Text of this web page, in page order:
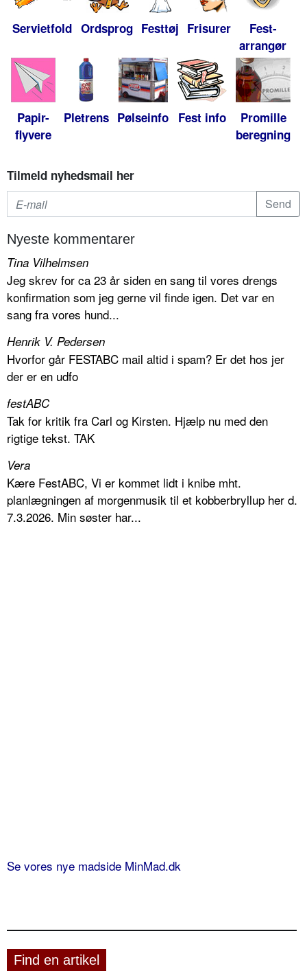
Servietfold Ordsprog Festtøj Frisurer
Fest-
arrangør
Papir-
flyvere
Pletrens Pølseinfo Fest info
Promille
beregning
Tilmeld nyhedsmail her
Nyeste kommentarer
Tina Vilhelmsen
Jeg skrev for ca 23 år siden en sang til vores drengs
konfirmation som jeg gerne vil finde igen. Det var en
sang fra vores hund...
Henrik V. Pedersen
Hvorfor går FESTABC mail altid i spam? Er det hos jer
der er en udfo
festABC
Tak for kritik fra Carl og Kirsten. Hjælp nu med den
rigtige tekst. TAK
Vera
Kære FestABC, Vi er kommet lidt i knibe mht.
planlægningen af morgenmusik til et kobberbryllup her d.
7.3.2026. Min søster har...
Se vores nye madside MinMad.dk
Find en artikel